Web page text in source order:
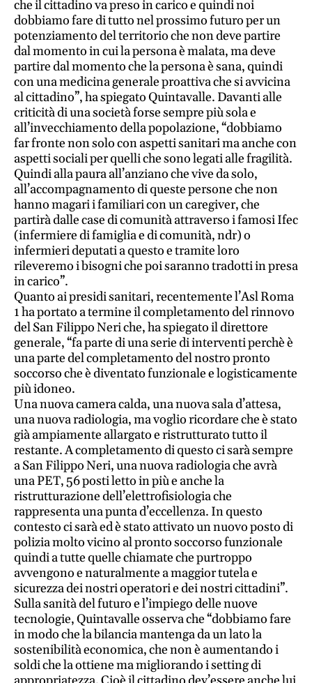
e
neuroscienze
Sentimenti
Lavoro
Bambini
e
adolescenti
Etica
e
ben
essere
News
Vai
BN -
Abbonati
23 euro
edicolasanpaolo.it
che il cittadino va preso in carico e quindi noi
dobbiamo fare di tutto nel prossimo futuro per un
potenziamento del territorio che non deve partire
dal momento in cui la persona è malata, ma deve
partire dal momento che la persona è sana, quindi
con una medicina generale proattiva che si avvicina
al cittadino”, ha spiegato Quintavalle. Davanti alle
criticità di una società forse sempre più sola e
all’invecchiamento della popolazione, “dobbiamo
far fronte non solo con aspetti sanitari ma anche con
aspetti sociali per quelli che sono legati alle fragilità.
Quindi alla paura all’anziano che vive da solo,
all’accompagnamento di queste persone che non
hanno magari i familiari con un caregiver, che
partirà dalle case di comunità attraverso i famosi Ifec
(infermiere di famiglia e di comunità, ndr) o
infermieri deputati a questo e tramite loro
rileveremo i bisogni che poi saranno tradotti in presa
in carico”.
Quanto ai presidi sanitari, recentemente l’Asl Roma
1 ha portato a termine il completamento del rinnovo
del San Filippo Neri che, ha spiegato il direttore
generale, “fa parte di una serie di interventi perchè è
una parte del completamento del nostro pronto
soccorso che è diventato funzionale e logisticamente
più idoneo.
Una nuova camera calda, una nuova sala d’attesa,
una nuova radiologia, ma voglio ricordare che è stato
già ampiamente allargato e ristrutturato tutto il
restante. A completamento di questo ci sarà sempre
a San Filippo Neri, una nuova radiologia che avrà
una PET, 56 posti letto in più e anche la
ristrutturazione dell’elettrofisiologia che
rappresenta una punta d’eccellenza. In questo
contesto ci sarà ed è stato attivato un nuovo posto di
polizia molto vicino al pronto soccorso funzionale
quindi a tutte quelle chiamate che purtroppo
avvengono e naturalmente a maggior tutela e
sicurezza dei nostri operatori e dei nostri cittadini”.
Sulla sanità del futuro e l’impiego delle nuove
tecnologie, Quintavalle osserva che “dobbiamo fare
in modo che la bilancia mantenga da un lato la
sostenibilità economica, che non è aumentando i
soldi che la ottiene ma migliorando i setting di